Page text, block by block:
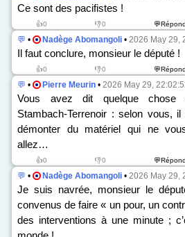
Ce sont des pacifistes !
👍0 👎0
💬 • Nadège Abomangoli • 2026 May 29,
Il faut conclure, monsieur le député !
👍0 👎0
💬 • Pierre Meurin • 2026 May 29,
Vous avez dit quelque chose
Stambach-Terrenoir : selon vous,
démonter du matériel qui ne
allez…
👍0 👎0
💬 • Nadège Abomangoli • 2026 May 29,
Je suis navrée, monsieur le
convenus de faire « un pour, un
des interventions à une minute ;